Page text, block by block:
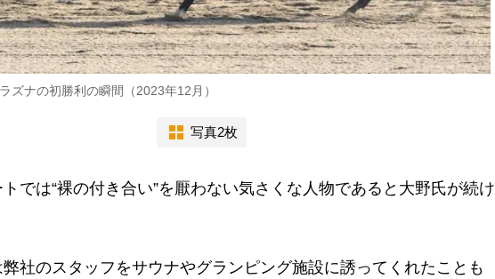
ズナの初勝利の瞬間（2023年12月）
写真2枚
では“裸の付き合い”を厭わない気さくな人物であると大野氏が続け
弊社のスタッフをサウナやグランピング施設に誘ってくれたことも